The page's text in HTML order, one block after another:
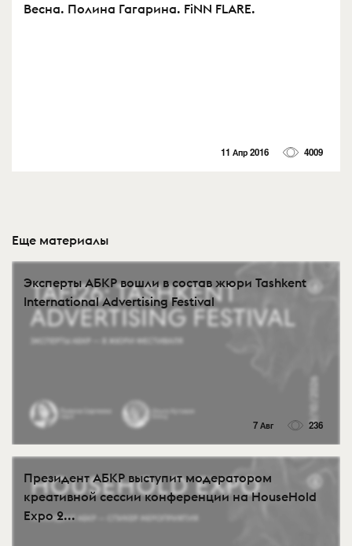
Весна. Полина Гагарина. FiNN FLARE.
11 Апр 2016 4009
Еще материалы
Эксперты АБКР вошли в состав жюри Tashkent
International Advertising Festival
7 Авг 236
Президент АБКР выступит модератором
креативной сессии конференции на HouseHold
Expo 2...